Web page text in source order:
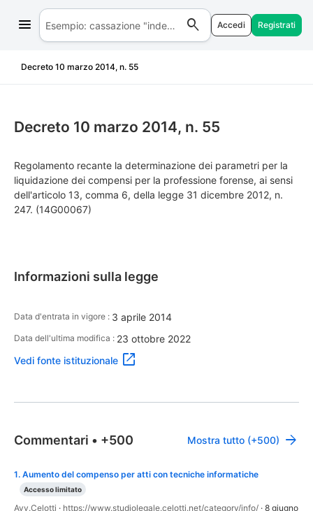
Salta al contenuto Accedi Registrati
Decreto 10 marzo 2014, n. 55
Decreto 10 marzo 2014, n. 55
Regolamento recante la determinazione dei parametri per la
liquidazione dei compensi per la professione forense, ai sensi
dell'articolo 13, comma 6, della legge 31 dicembre 2012, n.
247. (14G00067)
Informazioni sulla legge
Data d'entrata in vigore : 3 aprile 2014
Data dell'ultima modifica : 23 ottobre 2022
Vedi fonte istituzionale
Commentari • +500 Mostra tutto (+500)
1. Aumento del compenso per atti con tecniche informatiche
Accesso limitato
Avv.Celotti · https://www.studiolegale.celotti.net/category/info/ · 8 giugno